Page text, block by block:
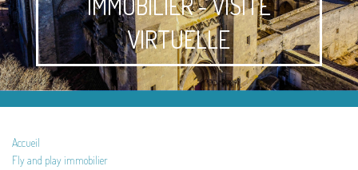
VIRTUELLE
Accueil
Fly and play immobilier